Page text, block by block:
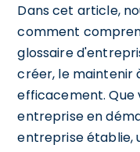
Dans cet article,
comment
glossaire
créer, le maintenir
efficacement. Que
entreprise en
entreprise établie,